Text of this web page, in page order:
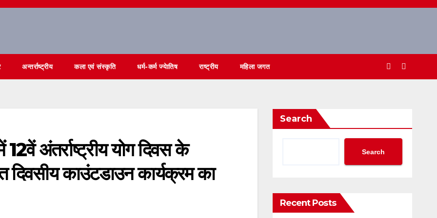
अन्तर्राष्ट्रीय कला एवं संस्कृति धर्म-कर्म ज्येातिष राष्ट्रीय महिला जगत
अंतर्राष्ट्रीय योग दिवस के
दिवसीय काउंटडाउन कार्यक्रम का
Search
Search
Recent Posts